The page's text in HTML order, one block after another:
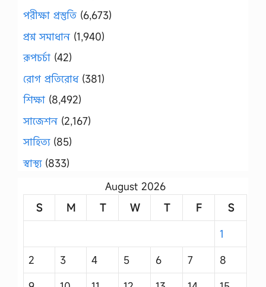
পরীক্ষা প্রস্তুতি (6,673)
প্রশ্ন সমাধান (1,940)
রূপচর্চা (42)
রোগ প্রতিরোধ(381)
শিক্ষা (8,492)
সাজেশন (2,167)
সাহিত্য(85)
স্বাস্থ্য(833)
August 2026
S
M T W T F
S
1
2
3 4 5 6 7
8